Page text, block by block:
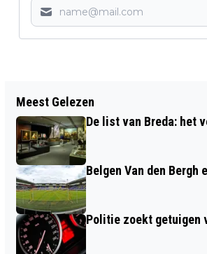
MAN MET HAMER BEROOFT
TANDARTS VAN ROLEX
Meest Gelezen
De list van Breda: het
Belgen Van den Bergh
Politie zoekt getuigen